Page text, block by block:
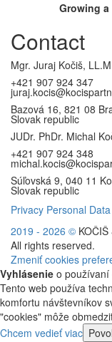
Growing
Contact
Mgr. Juraj Kočiš,
+421 907 924 347
Bazová 16, 821 08
Slovak republic
JUDr. PhDr. Michal
+421 907 924 348
Súľovská 9, 040 11
Slovak republic
Privacy Personal Data
2019 - 2026 ©
All rights reserved.
Zmeniť cookies
Vyhlásenie o používaní
Tento web používa
komfortu návštevníkov
"cookies" môže
Chcem vedieť viac